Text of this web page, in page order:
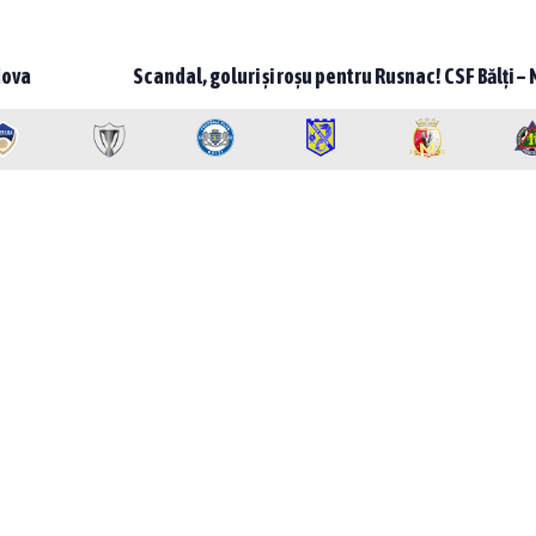
goluri și roșu pentru Rusnac! CSF Bălți – Milsami 2-1, meci